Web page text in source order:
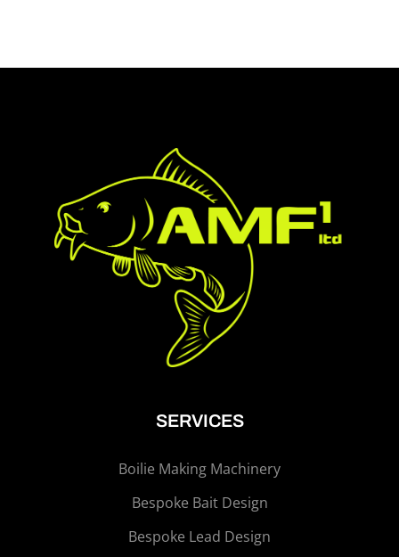
SERVICES
Boilie Making Machinery
Bespoke Bait Design
Bespoke Lead Design